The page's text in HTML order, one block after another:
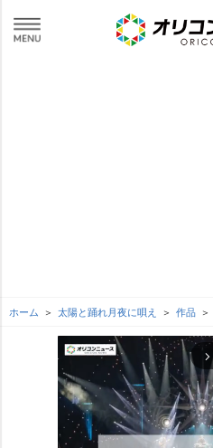
ホーム 太陽と踊れ月夜に唄え 作品
arrow_forward_ios